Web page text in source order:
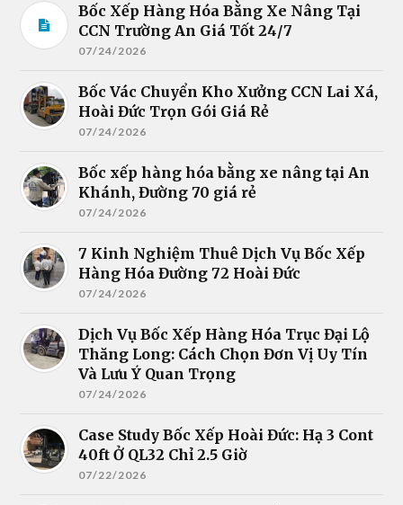
Bốc Xếp Hàng Hóa Bằng Xe Nâng Tại
CCN Trường An Giá Tốt 24/7
07/24/2026
Bốc Vác Chuyển Kho Xưởng CCN Lai Xá,
Hoài Đức Trọn Gói Giá Rẻ
07/24/2026
Bốc xếp hàng hóa bằng xe nâng tại An
Khánh, Đường 70 giá rẻ
07/24/2026
7 Kinh Nghiệm Thuê Dịch Vụ Bốc Xếp
Hàng Hóa Đường 72 Hoài Đức
07/24/2026
Dịch Vụ Bốc Xếp Hàng Hóa Trục Đại Lộ
Thăng Long: Cách Chọn Đơn Vị Uy Tín
Và Lưu Ý Quan Trọng
07/24/2026
Case Study Bốc Xếp Hoài Đức: Hạ 3 Cont
40ft Ở QL32 Chỉ 2.5 Giờ
07/22/2026